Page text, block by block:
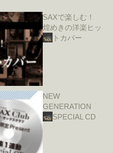
SAXで楽しむ！
煌めきの洋楽ヒッ
トカバー
NEW
GENERATION
SPECIAL CD